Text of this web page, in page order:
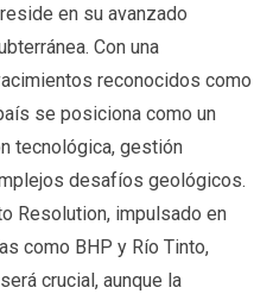
en su avanzado
Con una
reconocidos como
se posiciona como un
tecnológica, gestión
desafíos geológicos.
Resolution, impulsado en
como BHP y Río Tinto,
crucial, aunque la